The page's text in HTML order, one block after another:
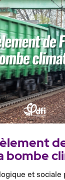
bombe
et sociale